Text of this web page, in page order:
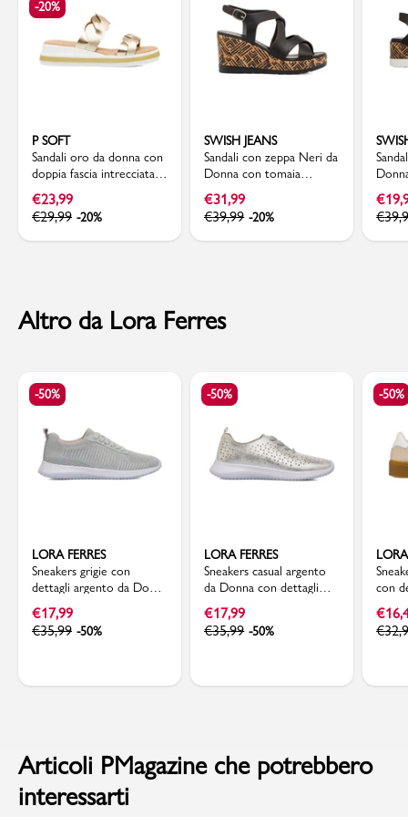
-20%
P SOFT
Sandali oro da donna con
doppia fascia intrecciata e
zeppa comoda P Soft
€23,99
€29,99 -20%
SWISH JEANS
Sandali con zeppa Neri da
Donna con tomaia
incrociata e dettagli etnici
Swish Jeans
€31,99
€39,99 -20%
€
€
Altro da Lora Ferres
-50%
LORA FERRES
Sneakers grigie con
dettagli argento da Donna
in tessuto Lora Ferres
€17,99
€35,99 -50%
-50%
LORA FERRES
Sneakers casual argento
da Donna con dettagli
traforati Lora Ferres
€17,99
€35,99 -50%
-50%
con
€
€
Articoli PMagazine che potrebbero
interessarti